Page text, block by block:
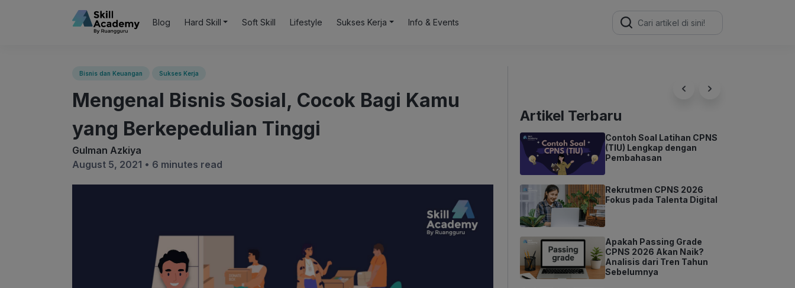
Blog Hard Skill Soft Skill Lifestyle Sukses Kerja Info & Events
Search
for:
Bisnis dan Keuangan Sukses Kerja
Mengenal Bisnis Sosial, Cocok Bagi Kamu
yang Berkepedulian Tinggi
Gulman Azkiya
August 5, 2021 • 6 minutes read
Artikel Terbaru
Contoh Soal Latihan CPNS
(TIU) Lengkap dengan
Pembahasan
Rekrutmen CPNS 2026
Fokus pada Talenta Digital
Apakah Passing Grade
CPNS 2026 Akan Naik?
Analisis dari Tren Tahun
Sebelumnya